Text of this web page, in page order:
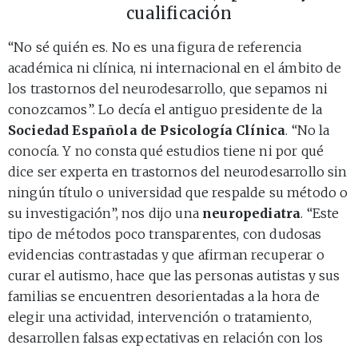
cualificación
“No sé quién es. No es una figura de referencia
académica ni clínica, ni internacional en el ámbito de
los trastornos del neurodesarrollo, que sepamos ni
conozcamos”. Lo decía el antiguo presidente de la
Sociedad Española de Psicología Clínica. “No la
conocía. Y no consta qué estudios tiene ni por qué
dice ser experta en trastornos del neurodesarrollo sin
ningún título o universidad que respalde su método o
su investigación”, nos dijo una neuropediatra. “Este
tipo de métodos poco transparentes, con dudosas
evidencias contrastadas y que afirman recuperar o
curar el autismo, hace que las personas autistas y sus
familias se encuentren desorientadas a la hora de
elegir una actividad, intervención o tratamiento,
desarrollen falsas expectativas en relación con los